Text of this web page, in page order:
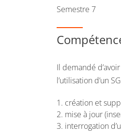
Semestre 7
Il demandé
l’utilisation d’un
création et
mise à jour
interrogation